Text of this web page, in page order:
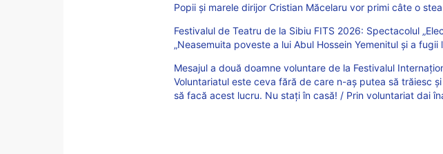
Popii și marele dirijor Cristian Măcelaru vor primi câte o
Festivalul de Teatru de la Sibiu FITS 2026: Spectacolul
„Neasemuita poveste a lui Abul Hossein Yemenitul și a fugii
Mesajul a două doamne voluntare de la Festivalul
Voluntariatul este ceva fără de care n-aș putea să trăiesc
să facă acest lucru. Nu stați în casă! / Prin voluntariat dai